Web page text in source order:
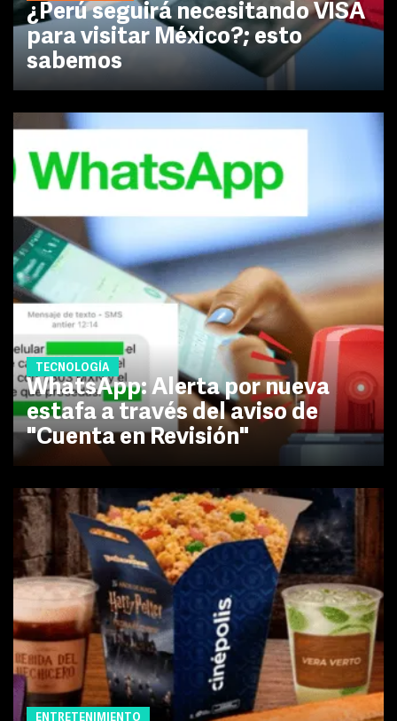
¿Perú seguirá necesitando VISA
para visitar México?; esto
sabemos
TECNOLOGÍA
WhatsApp: Alerta por nueva
estafa a través del aviso de
"Cuenta en Revisión"
ENTRETENIMIENTO